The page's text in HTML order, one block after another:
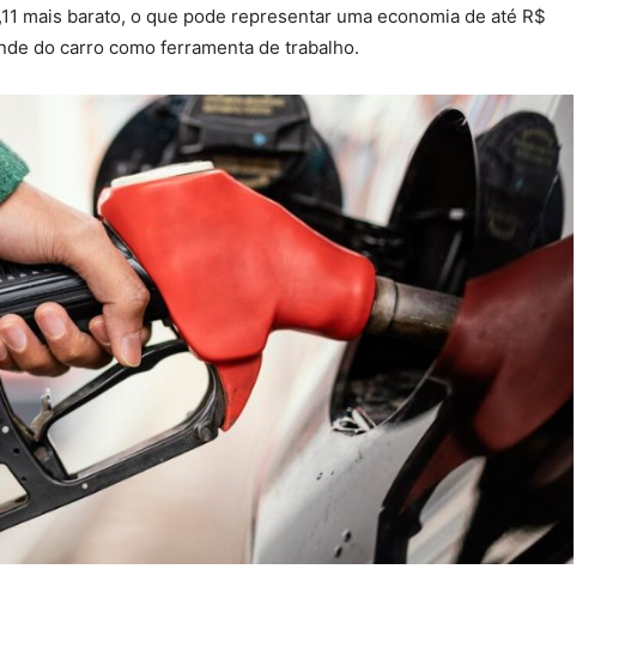
mais barato, o que pode representar uma economia de até R$
do carro como ferramenta de trabalho.